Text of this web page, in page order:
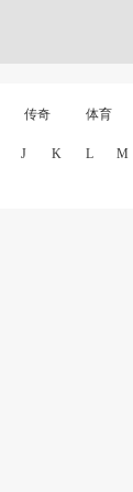
传奇 体育
J K L M